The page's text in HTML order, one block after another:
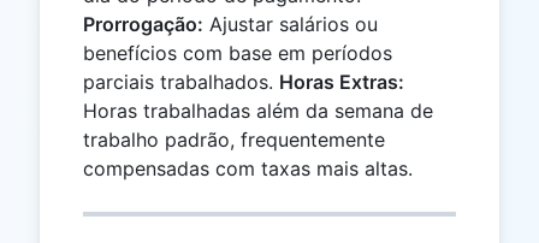
Prorrogação: Ajustar salários ou
benefícios com base em períodos
parciais trabalhados. Horas Extras:
Horas trabalhadas além da semana de
trabalho padrão, frequentemente
compensadas com taxas mais altas.